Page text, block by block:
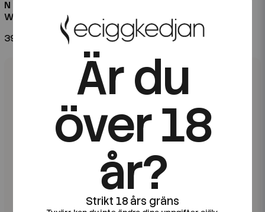
N One Slim | Strawberry
Watermelon | All White
39 kr
White
39 kr
Är du
över 18
år?